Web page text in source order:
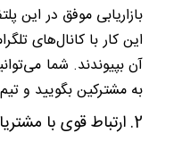
بازاریابی موفق در این
این کار با کانال‌های
آن بپیوندند. شما
به مشترکین بگویید و
2. ارتباط قوی با مشتریان